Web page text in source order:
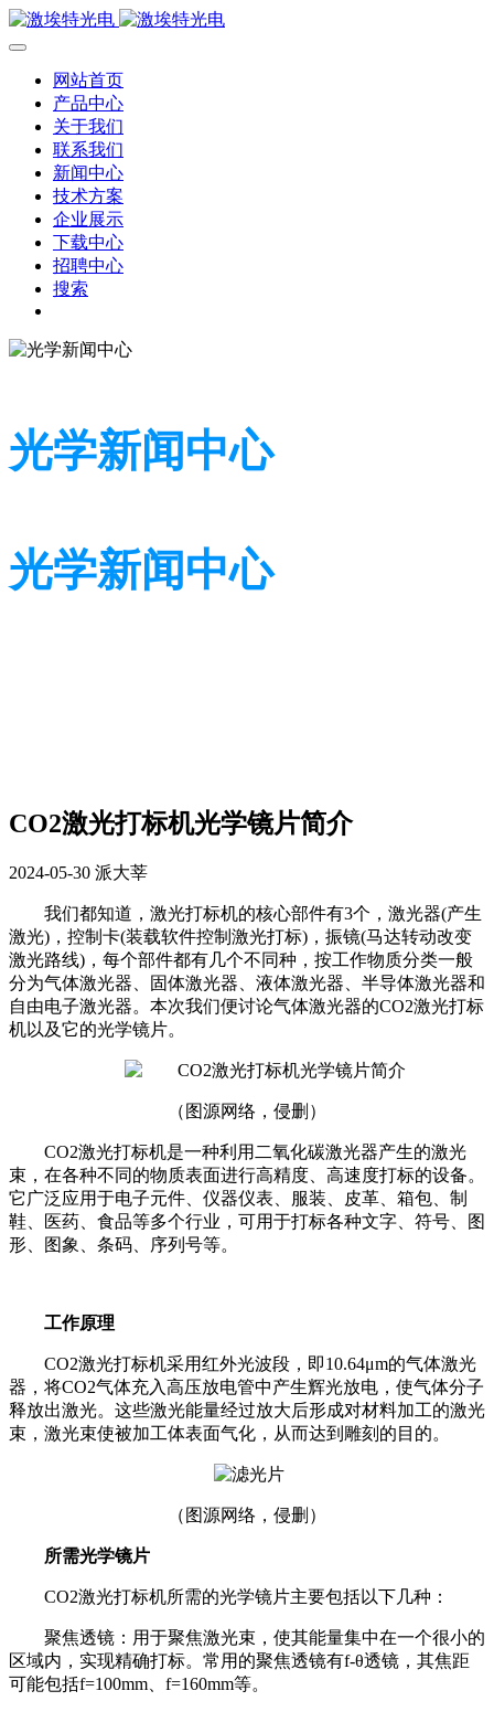
网站首页
产品中心
关于我们
联系我们
新闻中心
技术方案
企业展示
下载中心
招聘中心
搜索
光学新闻中心
光学新闻中心
CO2激光打标机光学镜片简介
2024-05-30 派大莘
我们都知道，激光打标机的核心部件有3个，激光器(产生
激光)，控制卡(装载软件控制激光打标)，振镜(马达转动改变
激光路线)，每个部件都有几个不同种，按工作物质分类一般
分为气体激光器、固体激光器、液体激光器、半导体激光器和
自由电子激光器。本次我们便讨论气体激光器的CO2激光打标
机以及它的光学镜片。
（图源网络，侵删）
CO2激光打标机是一种利用二氧化碳激光器产生的激光
束，在各种不同的物质表面进行高精度、高速度打标的设备。
它广泛应用于电子元件、仪器仪表、服装、皮革、箱包、制
鞋、医药、食品等多个行业，可用于打标各种文字、符号、图
形、图象、条码、序列号等。
工作原理
CO2激光打标机采用红外光波段，即10.64μm的气体激光
器，将CO2气体充入高压放电管中产生辉光放电，使气体分子
释放出激光。这些激光能量经过放大后形成对材料加工的激光
束，激光束使被加工体表面气化，从而达到雕刻的目的。
（图源网络，侵删）
所需光学镜片
CO2激光打标机所需的光学镜片主要包括以下几种：
聚焦透镜：用于聚焦激光束，使其能量集中在一个很小的
区域内，实现精确打标。常用的聚焦透镜有f-θ透镜，其焦距
可能包括f=100mm、f=160mm等。